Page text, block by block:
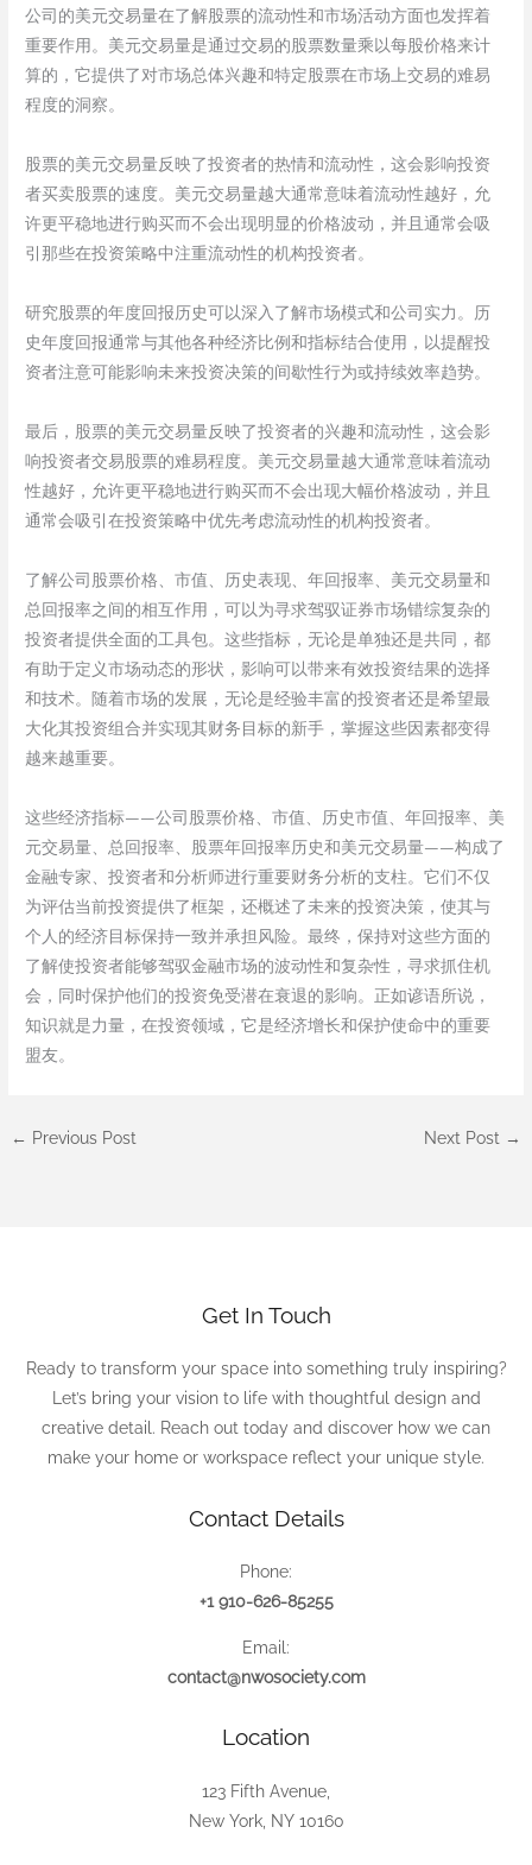
公司的美元交易量在了解股票的流动性和市场活动方面也发挥着
重要作用。美元交易量是通过交易的股票数量乘以每股价格来计
算的，它提供了对市场总体兴趣和特定股票在市场上交易的难易
程度的洞察。
股票的美元交易量反映了投资者的热情和流动性，这会影响投资
者买卖股票的速度。美元交易量越大通常意味着流动性越好，允
许更平稳地进行购买而不会出现明显的价格波动，并且通常会吸
引那些在投资策略中注重流动性的机构投资者。
研究股票的年度回报历史可以深入了解市场模式和公司实力。历
史年度回报通常与其他各种经济比例和指标结合使用，以提醒投
资者注意可能影响未来投资决策的间歇性行为或持续效率趋势。
最后，股票的美元交易量反映了投资者的兴趣和流动性，这会影
响投资者交易股票的难易程度。美元交易量越大通常意味着流动
性越好，允许更平稳地进行购买而不会出现大幅价格波动，并且
通常会吸引在投资策略中优先考虑流动性的机构投资者。
了解公司股票价格、市值、历史表现、年回报率、美元交易量和
总回报率之间的相互作用，可以为寻求驾驭证券市场错综复杂的
投资者提供全面的工具包。这些指标，无论是单独还是共同，都
有助于定义市场动态的形状，影响可以带来有效投资结果的选择
和技术。随着市场的发展，无论是经验丰富的投资者还是希望最
大化其投资组合并实现其财务目标的新手，掌握这些因素都变得
越来越重要。
这些经济指标——公司股票价格、市值、历史市值、年回报率、美
元交易量、总回报率、股票年回报率历史和美元交易量——构成了
金融专家、投资者和分析师进行重要财务分析的支柱。它们不仅
为评估当前投资提供了框架，还概述了未来的投资决策，使其与
个人的经济目标保持一致并承担风险。最终，保持对这些方面的
了解使投资者能够驾驭金融市场的波动性和复杂性，寻求抓住机
会，同时保护他们的投资免受潜在衰退的影响。正如谚语所说，
知识就是力量，在投资领域，它是经济增长和保护使命中的重要
盟友。
← Previous Post Next Post →
Get In Touch
Ready to transform your space into something truly inspiring?
Let’s bring your vision to life with thoughtful design and
creative detail. Reach out today and discover how we can
make your home or workspace reflect your unique style.
Contact Details
Phone:
+1 910-626-85255
Email:
contact@nwosociety.com
Location
123 Fifth Avenue,
New York, NY 10160